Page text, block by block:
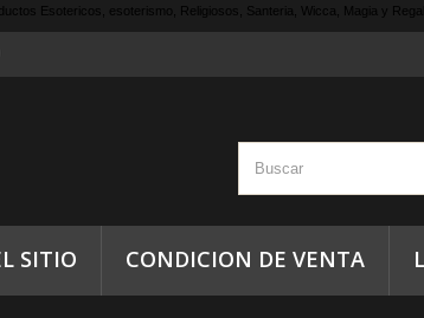
Esotericos, esoterismo, Religiosos, Santeria, Wicca, Magia y
SITIO CONDICION DE VENTA